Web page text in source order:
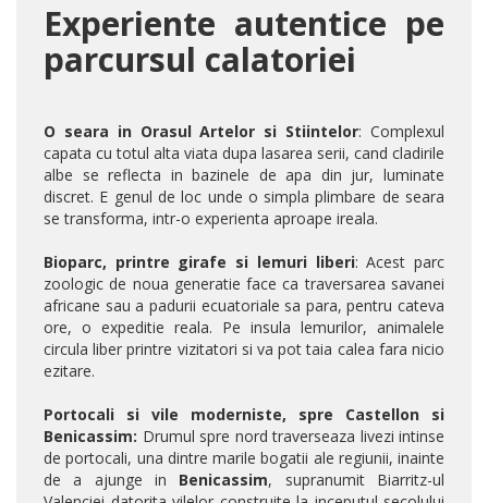
Experiente autentice pe
parcursul calatoriei
O seara in Orasul Artelor si Stiintelor: Complexul
capata cu totul alta viata dupa lasarea serii, cand cladirile
albe se reflecta in bazinele de apa din jur, luminate
discret. E genul de loc unde o simpla plimbare de seara
se transforma, intr-o experienta aproape ireala.
Bioparc, printre girafe si lemuri liberi: Acest parc
zoologic de noua generatie face ca traversarea savanei
africane sau a padurii ecuatoriale sa para, pentru cateva
ore, o expeditie reala. Pe insula lemurilor, animalele
circula liber printre vizitatori si va pot taia calea fara nicio
ezitare.
Portocali si vile moderniste, spre Castellon si
Benicassim: Drumul spre nord traverseaza livezi intinse
de portocali, una dintre marile bogatii ale regiunii, inainte
de a ajunge in Benicassim, supranumit Biarritz-ul